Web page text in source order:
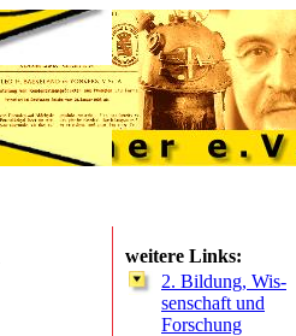
weitere Links:
2. Bildung, Wis-
senschaft und
Forschung